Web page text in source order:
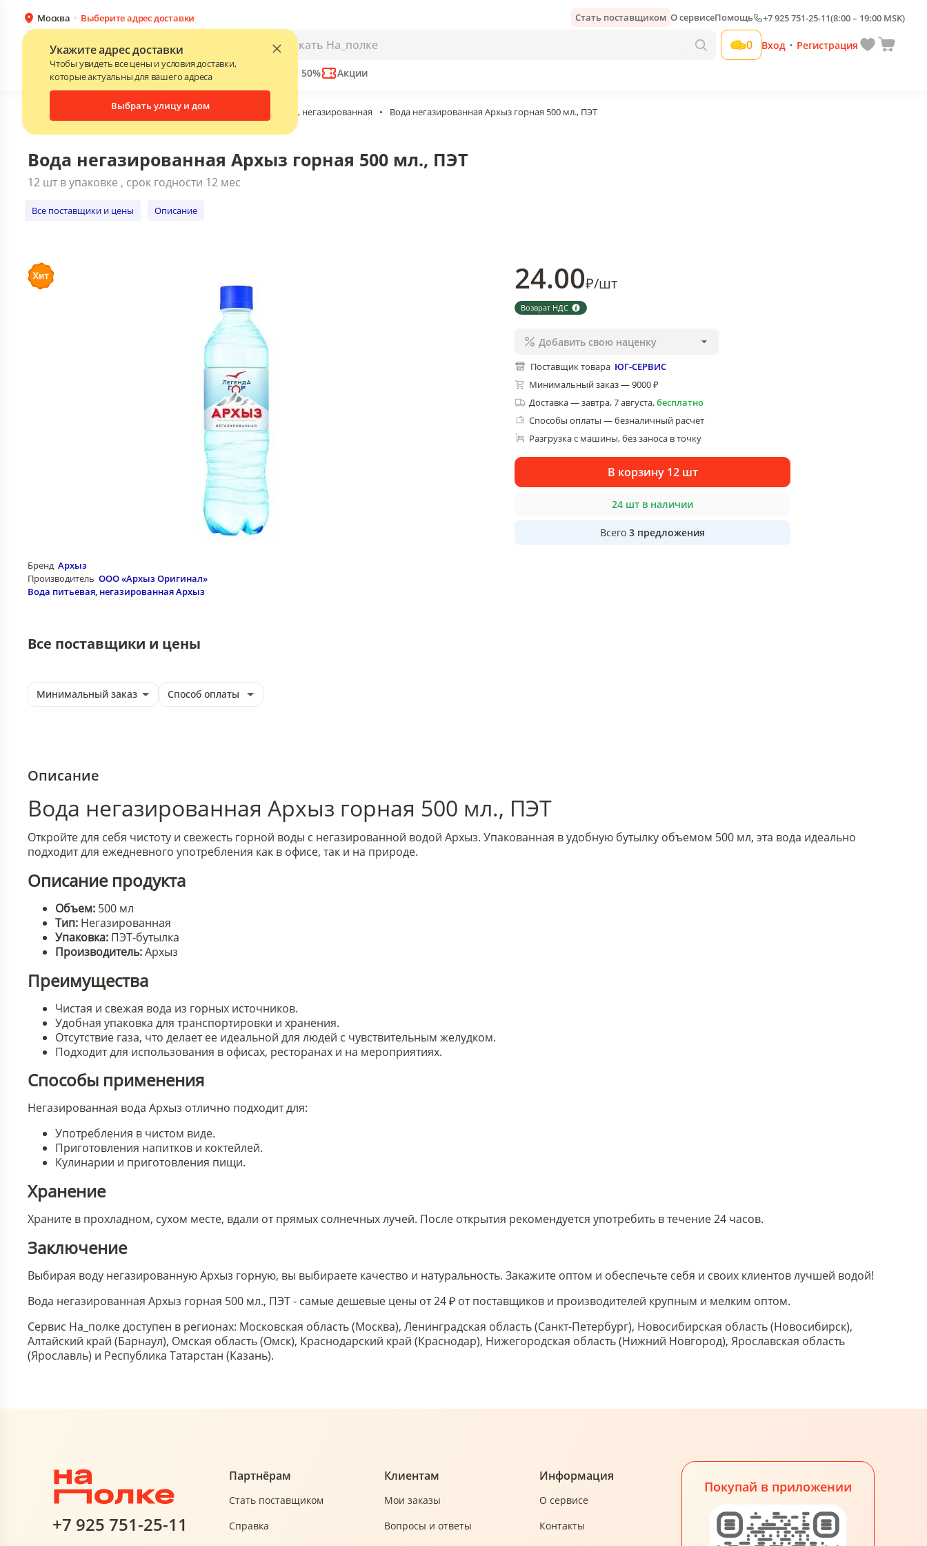
Москва Выберите адрес доставки
Укажите адрес доставки
Чтобы увидеть все цены и условия доставки,
которые актуальны для вашего адреса
Выбрать улицу и дом
Стать поставщиком О сервисеПомощь +7 925 751-25-11(8:00 – 19:00 MSK)
Каталог 0 Вход • Регистрация
БрендыПрайс-листы поставщиков Скидки до 50% Акции
Каталог • Соки, воды, напитки Вода питьевая, негазированная • Вода негазированная Архыз горная 500 мл., ПЭТ
Вода негазированная Архыз горная 500 мл., ПЭТ
12 шт в упаковке , срок годности 12 мес
Все поставщики и цены
Добавить свою наценку
Вода негазированная Архыз горная 500 мл., ПЭТ
12 шт в упаковке , срок годности 12 мес
Все поставщики и цены Описание
Бренд Архыз
Производитель ООО «Архыз Оригинал»
Вода питьевая, негазированная Архыз
24.00₽/шт
Возврат НДС
Добавить свою наценку
Поставщик товара ЮГ-СЕРВИС
Минимальный заказ — 9000 ₽
Доставка—завтра, 7 августа,бесплатно
Способы оплаты — безналичный расчет
Разгрузка с машины, без заноса в точку
В корзину 12 шт
24 шт в наличии
Всего 3 предложения
Все поставщики и цены
Минимальный заказ Способ оплаты
Описание
Вода негазированная Архыз горная 500 мл., ПЭТ
Откройте для себя чистоту и свежесть горной воды с негазированной водой Архыз. Упакованная в удобную бутылку объемом 500 мл, эта вода идеально
подходит для ежедневного употребления как в офисе, так и на природе.
Описание продукта
Объем: 500 мл
Тип: Негазированная
Упаковка: ПЭТ-бутылка
Производитель:Архыз
Преимущества
Чистая и свежая вода из горных источников.
Удобная упаковка для транспортировки и хранения.
Отсутствие газа, что делает ее идеальной для людей с чувствительным желудком.
Подходит для использования в офисах, ресторанах и на мероприятиях.
Способы применения
Негазированная вода Архыз отлично подходит для:
Употребления в чистом виде.
Приготовления напитков и коктейлей.
Кулинарии и приготовления пищи.
Хранение
Храните в прохладном, сухом месте, вдали от прямых солнечных лучей. После открытия рекомендуется употребить в течение 24 часов.
Заключение
Выбирая воду негазированную Архыз горную, вы выбираете качество и натуральность. Закажите оптом и обеспечьте себя и своих клиентов лучшей водой!
Вода негазированная Архыз горная 500 мл., ПЭТ - самые дешевые цены от 24 ₽ от поставщиков и производителей крупным и мелким оптом.
Сервис На_полке доступен в регионах: Московская область (Москва), Ленинградская область (Санкт-Петербург), Новосибирская область (Новосибирск),
Алтайский край (Барнаул), Омская область (Омск), Краснодарский край (Краснодар), Нижегородская область (Нижний Новгород), Ярославская область
(Ярославль) и Республика Татарстан (Казань).
+7 925 751-25-11
Партнёрам
Стать поставщиком
Справка
Клиентам
Мои заказы
Вопросы и ответы
Информация
О сервисе
Контакты
Покупай в приложении